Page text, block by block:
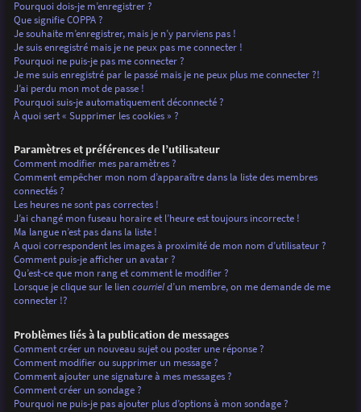
Pourquoi dois-je m’enregistrer ?
Que signifie COPPA ?
Je souhaite m’enregistrer, mais je n’y parviens pas !
Je suis enregistré mais je ne peux pas me connecter !
Pourquoi ne puis-je pas me connecter ?
Je me suis enregistré par le passé mais je ne peux plus me connecter ?!
J’ai perdu mon mot de passe !
Pourquoi suis-je automatiquement déconnecté ?
À quoi sert « Supprimer les cookies » ?
Paramètres et préférences de l’utilisateur
Comment modifier mes paramètres ?
Comment empêcher mon nom d’apparaître dans la liste des membres
connectés ?
Les heures ne sont pas correctes !
J’ai changé mon fuseau horaire et l’heure est toujours incorrecte !
Ma langue n’est pas dans la liste !
A quoi correspondent les images à proximité de mon nom d’utilisateur ?
Comment puis-je afficher un avatar ?
Qu’est-ce que mon rang et comment le modifier ?
Lorsque je clique sur le liencourrield’un membre, on me demande de me
connecter !?
Problèmes liés à la publication de messages
Comment créer un nouveau sujet ou poster une réponse ?
Comment modifier ou supprimer un message ?
Comment ajouter une signature à mes messages ?
Comment créer un sondage ?
Pourquoi ne puis-je pas ajouter plus d’options à mon sondage ?